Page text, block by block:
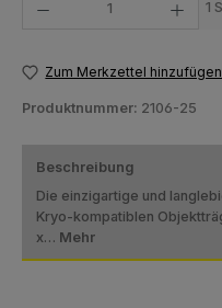
1
Zum Merkzettel hinzufügen
Produktnummer: 2106-25
Beschreibung
Die einzigartige und
Kryo-kompatiblen
x… Mehr